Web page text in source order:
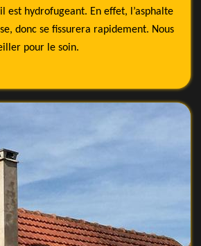
est hydrofugeant. En effet, l’asphalte
donc se fissurera rapidement. Nous
pour le soin.